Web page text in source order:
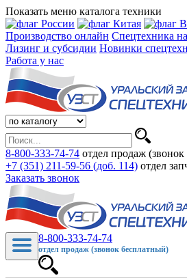
Показать меню каталога техники
Производство онлайн Спецтехника
Лизинг и субсидии Новинки
Работа у нас
8-800-333-74-74 отдел продаж
+7 (351) 211-59-56 (доб. 114) отдел
Заказать звонок
8-800-333-74-74
отдел продаж (звонок бесплатный)